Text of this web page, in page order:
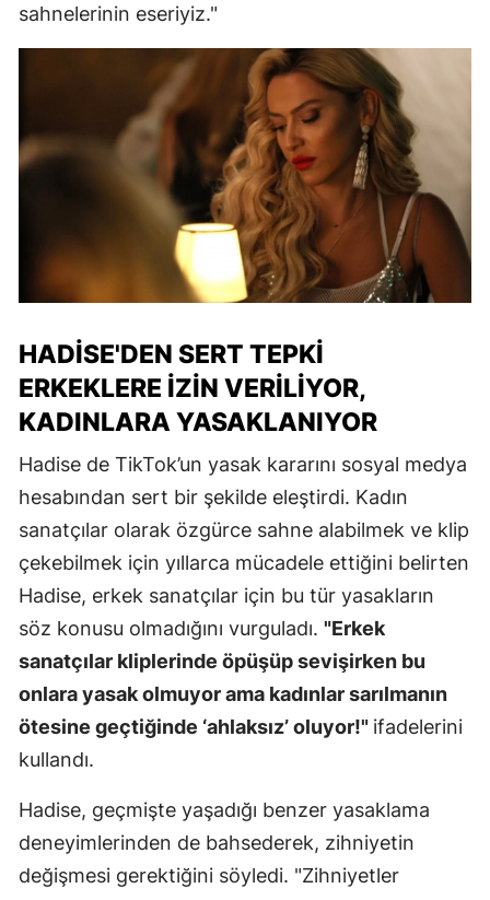
sahnelerinin eseriyiz."
HADISE'DEN SERT TEPKI
ERKEKLERE İZIN VERILIYOR,
KADINLARA YASAKLANIYOR
Hadise de TikTok’un yasak kararını sosyal medya
hesabından sert bir şekilde eleştirdi. Kadın
sanatçılar olarak özgürce sahne alabilmek ve klip
çekebilmek için yıllarca mücadele ettiğini belirten
Hadise, erkek sanatçılar için bu tür yasakların
söz konusu olmadığını vurguladı. "Erkek
sanatçılar kliplerinde öpüşüp sevişirken bu
onlara yasak olmuyor ama kadınlar sarılmanın
ötesine geçtiğinde ‘ahlaksız’ oluyor!" ifadelerini
kullandı.
Hadise, geçmişte yaşadığı benzer yasaklama
deneyimlerinden de bahsederek, zihniyetin
değişmesi gerektiğini söyledi. "Zihniyetler